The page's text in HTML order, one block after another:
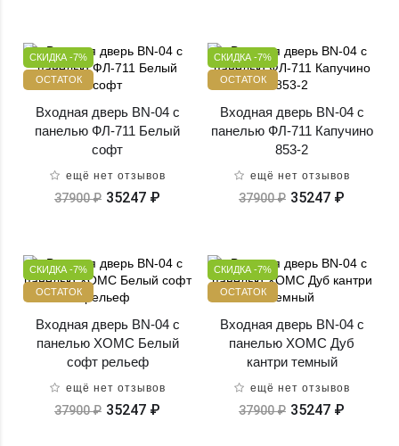
СКИДКА -7%
ОСТАТОК
Входная дверь BN-04 с
панелью ФЛ-711 Белый
софт
ещё нет отзывов
37900 ₽ 35247 ₽
СКИДКА -7%
ОСТАТОК
Входная дверь BN-04 с
панелью ФЛ-711 Капучино
853-2
ещё нет отзывов
37900 ₽ 35247 ₽
СКИДКА -7%
ОСТАТОК
Входная дверь BN-04 с
панелью ХОМС Белый
софт рельеф
ещё нет отзывов
37900 ₽ 35247 ₽
СКИДКА -7%
ОСТАТОК
Входная дверь BN-04 с
панелью ХОМС Дуб
кантри темный
ещё нет отзывов
37900 ₽ 35247 ₽